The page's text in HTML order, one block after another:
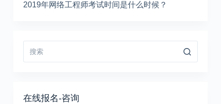
2019年网络工程师考试时间是什么时候？
在线报名-咨询